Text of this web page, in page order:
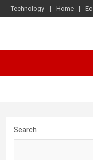
Technology Home
Search